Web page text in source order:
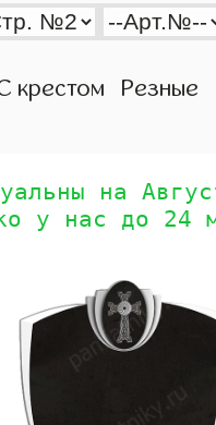
крестом Резные
на
у нас до 24